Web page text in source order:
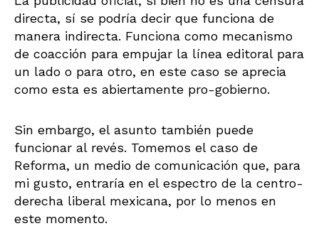
directa, sí se podría decir que funciona de
manera indirecta. Funciona como mecanismo
de coacción para empujar la línea editoral para
un lado o para otro, en este caso se aprecia
como esta es abiertamente pro-gobierno.
Sin embargo, el asunto también puede
funcionar al revés. Tomemos el caso de
Reforma, un medio de comunicación que, para
mi gusto, entraría en el espectro de la centro-
derecha liberal mexicana, por lo menos en
este momento.